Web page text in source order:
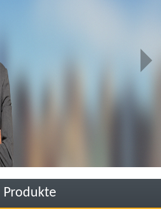
Produkte